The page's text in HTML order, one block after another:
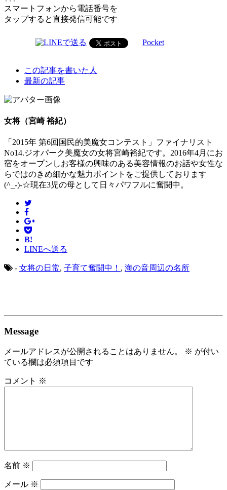
スマートフォンから電話番号を
タップすると直接発信可能です
Pocket
following
tabs
change
content
below.
この記事を書いた人
最新の記事
女将（宮崎 裕紀）
「2015年 第6回国民的美魔女コンテスト」ファイナリスト
No14.ジオパーク美魔女の女将宮崎裕紀です。2016年4月にお
宿をオープンしお客様の興味のある美容情報のお話や女性な
らではのきめ細かな魅力ポイントをご提供しております
(^_-)-☆現在3児の母として日々パワフルに奮闘中。
B!
LINEへ送る
- 女将の日常, 子育て奮闘中！ , 海の音周辺の名所
Message
メールアドレスが公開されることはありません。 ※ が付い
ている欄は必須項目です
コメント ※
名前 ※
メール ※